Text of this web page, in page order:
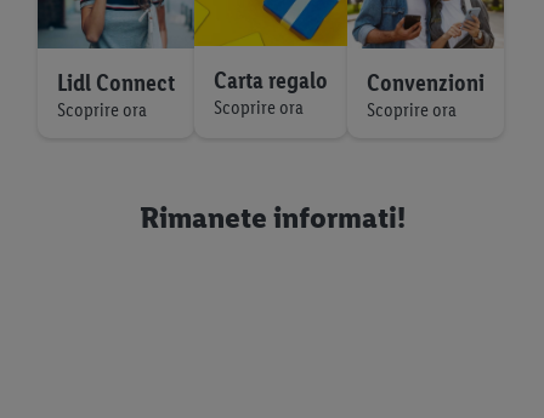
Lidl Connect
Scoprire ora
Carta regalo
Scoprire ora
Convenzioni
Scoprire ora
Rimanete informati!